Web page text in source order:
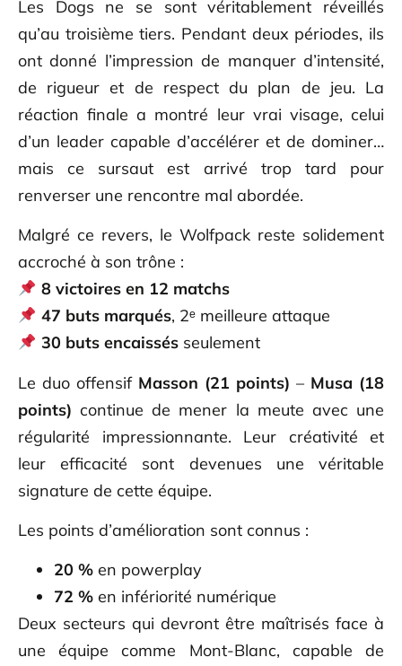
Les Dogs ne se sont véritablement réveillés
qu’au troisième tiers. Pendant deux périodes, ils
ont donné l’impression de manquer d’intensité,
de rigueur et de respect du plan de jeu. La
réaction finale a montré leur vrai visage, celui
d’un leader capable d’accélérer et de dominer…
mais ce sursaut est arrivé trop tard pour
renverser une rencontre mal abordée.
Malgré ce revers, le Wolfpack reste solidement
accroché à son trône :
8 victoires en 12 matchs
47 buts marqués, 2ᵉ meilleure attaque
30 buts encaissésseulement
Le duo offensif Masson (21 points) – Musa (18
points) continue de mener la meute avec une
régularité impressionnante. Leur créativité et
leur efficacité sont devenues une véritable
signature de cette équipe.
Les points d’amélioration sont connus :
20 % en powerplay
72 % en infériorité numérique
Deux secteurs qui devront être maîtrisés face à
une équipe comme Mont-Blanc, capable de